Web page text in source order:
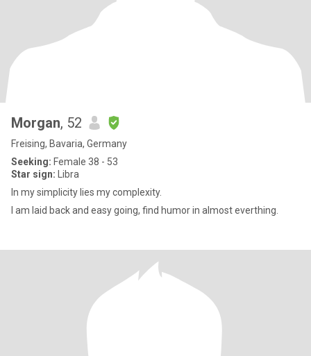
Morgan, 52
Freising, Bavaria, Germany
Seeking: Female 38 - 53
Star sign: Libra
In my simplicity lies my complexity.
l am laid back and easy going, find humor in almost everthing.